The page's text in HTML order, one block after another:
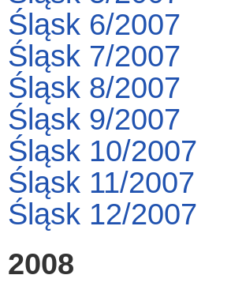
Śląsk 6/2007
Śląsk 7/2007
Śląsk 8/2007
Śląsk 9/2007
Śląsk 10/2007
Śląsk 11/2007
Śląsk 12/2007
2008